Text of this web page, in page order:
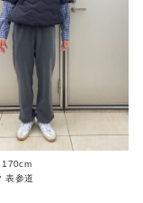
170cm
表参道